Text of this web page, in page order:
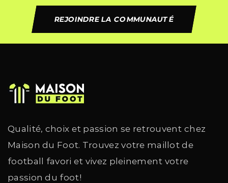
REJOINDRE LA COMMUNAUTÉ
Qualité, choix et passion se retrouvent chez
Maison du Foot. Trouvez votre maillot de
football favori et vivez pleinement votre
passion du foot!